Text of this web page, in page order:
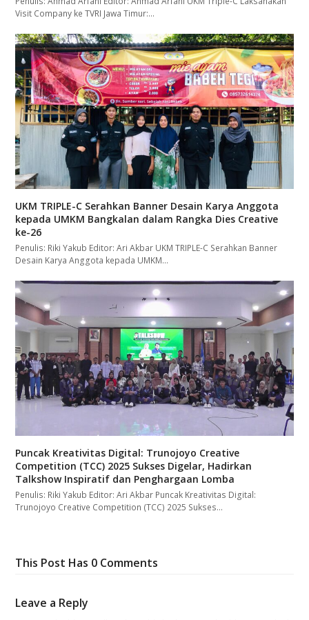
Visit Company ke TVRI Jawa Timur:…
UKM TRIPLE-C Serahkan Banner Desain Karya Anggota
kepada UMKM Bangkalan dalam Rangka Dies Creative
ke-26
Penulis: Riki Yakub Editor: Ari Akbar UKM TRIPLE-C Serahkan Banner
Desain Karya Anggota kepada UMKM…
Puncak Kreativitas Digital: Trunojoyo Creative
Competition (TCC) 2025 Sukses Digelar, Hadirkan
Talkshow Inspiratif dan Penghargaan Lomba
Penulis: Riki Yakub Editor: Ari Akbar Puncak Kreativitas Digital:
Trunojoyo Creative Competition (TCC) 2025 Sukses…
This Post Has 0 Comments
Leave a Reply